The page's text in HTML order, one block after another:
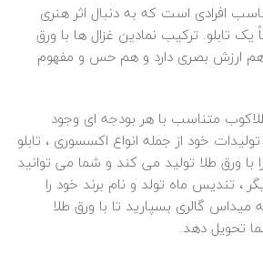
افرادی است که به‌ دنبال اثر هنری
یک تابلو. ترکیب نمادین غزال‌ ها با ورق
هم ارزش بصری دارد و هم حس و مفهوم
متناسب با هر بودجه ای وجود
خود از جمله انواع اکسسوری ، تابلو
ورق طلا تولید می کند و شما می توانید
، تندیس ماه تولد و نام برند خود را
گالری بسپارید تا با ورق طلا
تحویل دهد.